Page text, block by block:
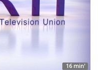
16 min'